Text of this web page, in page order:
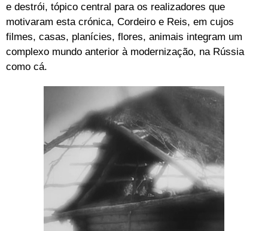
e destrói, tópico central para os realizadores que
motivaram esta crónica, Cordeiro e Reis, em cujos
filmes, casas, planícies, flores, animais integram um
complexo mundo anterior à modernização, na Rússia
como cá.